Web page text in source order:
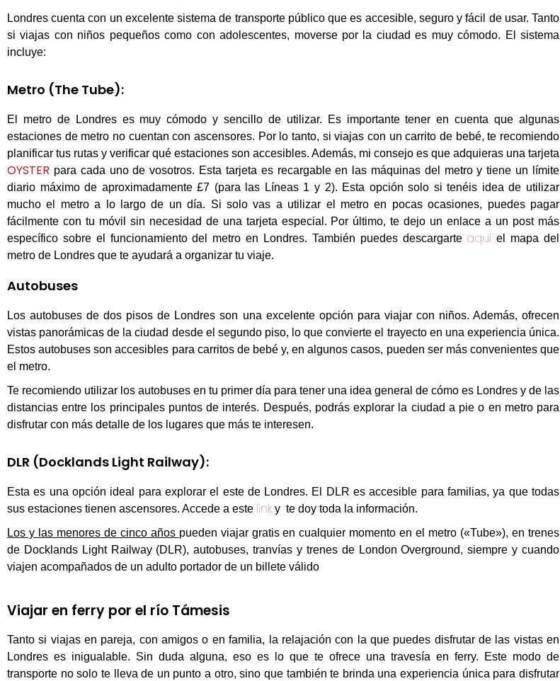
Londres cuenta con un excelente sistema de transporte público que es accesible, seguro y fácil de usar. Tanto
si viajas con niños pequeños como con adolescentes, moverse por la ciudad es muy cómodo. El sistema
incluye:
Metro (The Tube):
El metro de Londres es muy cómodo y sencillo de utilizar. Es importante tener en cuenta que algunas
estaciones de metro no cuentan con ascensores. Por lo tanto, si viajas con un carrito de bebé, te recomiendo
planificar tus rutas y verificar qué estaciones son accesibles. Además, mi consejo es que adquieras una tarjeta
OYSTER para cada uno de vosotros. Esta tarjeta es recargable en las máquinas del metro y tiene un límite
diario máximo de aproximadamente £7 (para las Líneas 1 y 2). Esta opción solo si tenéis idea de utilizar
mucho el metro a lo largo de un día. Si solo vas a utilizar el metro en pocas ocasiones, puedes pagar
fácilmente con tu móvil sin necesidad de una tarjeta especial. Por último, te dejo un enlace a un post más
específico sobre el funcionamiento del metro en Londres. También puedes descargarte aquí el mapa del
metro de Londres que te ayudará a organizar tu viaje.
Autobuses
Los autobuses de dos pisos de Londres son una excelente opción para viajar con niños. Además, ofrecen
vistas panorámicas de la ciudad desde el segundo piso, lo que convierte el trayecto en una experiencia única.
Estos autobuses sonaccesibles para carritos de bebéy, en algunos casos, pueden ser más convenientes que
el metro.
Te recomiendo utilizar los autobuses en tu primer día para tener una idea general de cómo es Londres y de las
distancias entre los principales puntos de interés. Después, podrás explorar la ciudad a pie o en metro para
disfrutar con más detalle de los lugares que más te interesen.
DLR (Docklands Light Railway):
Esta es una opción ideal para explorar el este de Londres. El DLR es accesible para familias, ya que todas
sus estaciones tienen ascensores. Accede a este link y te doy toda la información.
Los y las menores de cinco años pueden viajar gratis en cualquier momento en el metro («Tube»), en trenes
de Docklands Light Railway (DLR), autobuses, tranvías y trenes de London Overground, siempre y cuando
viajen acompañados de un adulto portador de un billete válido
Viajar en ferry por el río Támesis
Tanto si viajas en pareja, con amigos o en familia, la relajación con la que puedes disfrutar de las vistas en
Londres es inigualable. Sin duda alguna, eso es lo que te ofrece una travesía en ferry. Este modo de
transporte no solo te lleva de un punto a otro, sino que también te brinda una experiencia única para disfrutar